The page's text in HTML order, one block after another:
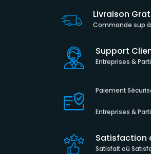
Livraison
Commande sup à
Support
Entreprises &
Paiement
Entreprises &
Satisfaction
Satisfait où